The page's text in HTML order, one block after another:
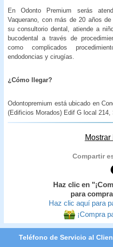
En Odonto Premium serás
Vaquerano, con más de 20 años
su consultorio dental, atiende a
bucodental a través de
como complicados
endodoncias y cirugías.
¿Cómo llegar?
Odontopremium está ubicado en
(Edificios Morados) Edif G local 214,
Mostrar
Compartir
Haz clic en
para
Haz clic aquí para
¡Compra
Teléfono de Servicio al